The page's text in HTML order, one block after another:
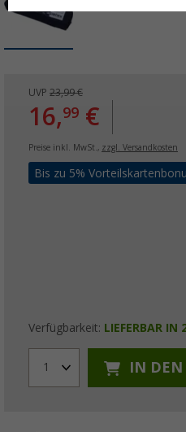
UVP 23,99 €
16,99 €
Preise inkl. MwSt., zzgl. Versandkosten
Bis zu 5%
Verfügbarkeit: LIEFERBAR IN
1 IN DEN